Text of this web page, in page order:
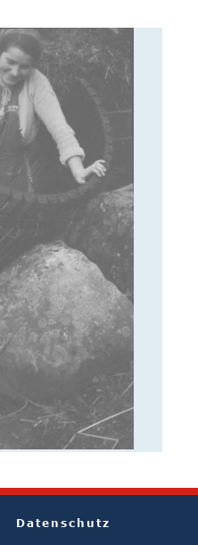
Datenschutz